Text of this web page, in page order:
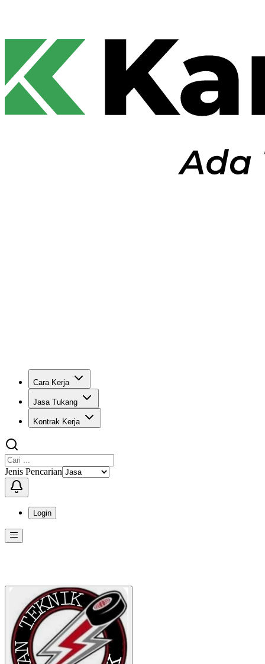
Cara Kerja
Jasa Tukang
Kontrak Kerja
Jenis Pencarian
Login
Menu ini berisi navigasi untuk mengakses fitur-fitur di KangPro